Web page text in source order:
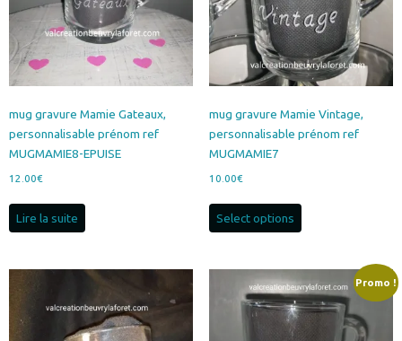
sur
la
page
du
produit
mug gravure Mamie Gateaux,
personnalisable prénom ref
MUGMAMIE8-EPUISE
12.00€
Lire la suite
mug gravure Mamie Vintage,
personnalisable prénom ref
MUGMAMIE7
10.00€
Select options
Promo !